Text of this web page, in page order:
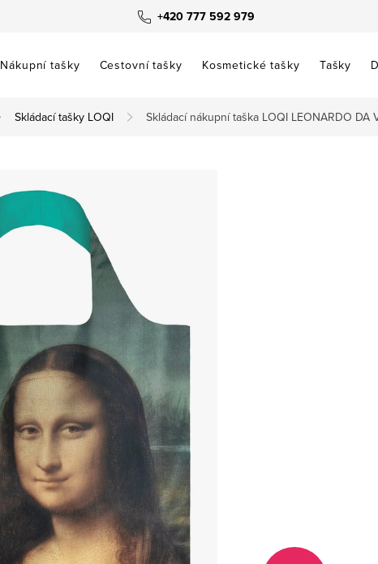
+420 777 592 979
Nákupní tašky Cestovní tašky Kosmetické tašky Tašky
Skládací tašky LOQI Skládací nákupní taška LOQI LEONARDO DA